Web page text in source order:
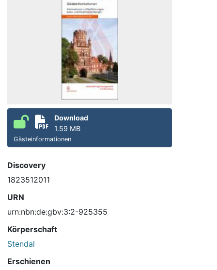
Download
1.59 MB
Gästeinformationen
Discovery
1823512011
URN
urn:nbn:de:gbv:3:2-925355
Körperschaft
Stendal
Erschienen